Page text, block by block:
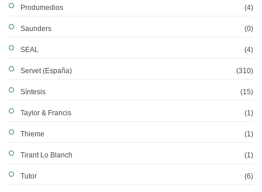
Produmedios (4)
Saunders (0)
SEAL (4)
Servet (España) (310)
Síntesis (15)
Taylor & Francis (1)
Thieme (1)
Tirant Lo Blanch (1)
Tutor (6)